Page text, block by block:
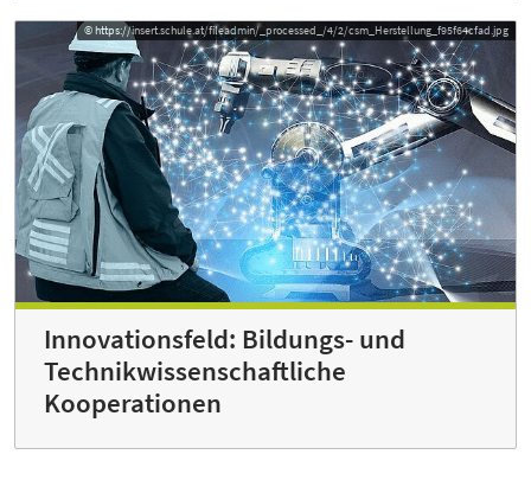
© https://insert.schule.at/fileadmin/_processed_/4/2/csm_Herstellung_f95f64cfad.jpg
Innovationsfeld: Bildungs- und
Technikwissenschaftliche
Kooperationen